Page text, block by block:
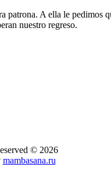
A ella le pedimos
nuestro regreso.
© 2026
mambasana.ru